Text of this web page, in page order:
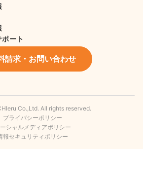
ポート
請求・お問い合わせ
Co.,Ltd. All rights reserved.
プライバシーポリシー
シャルメディアポリシー
報セキュリティポリシー